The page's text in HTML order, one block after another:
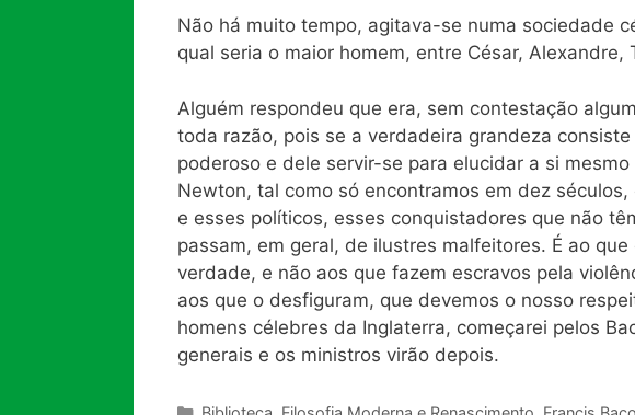
Não há muito tempo, agitava-se numa sociedade
qual seria o maior homem, entre César, Alexandre,
Alguém respondeu que era, sem contestação
toda razão, pois se a verdadeira grandeza
poderoso e dele servir-se para elucidar a si
Newton, tal como só encontramos em dez
e esses políticos, esses conquistadores que não
passam, em geral, de ilustres malfeitores. É ao
verdade, e não aos que fazem escravos pela
aos que o desfiguram, que devemos o nosso
homens célebres da Inglaterra, começarei pelos
generais e os ministros virão depois.
Categorias